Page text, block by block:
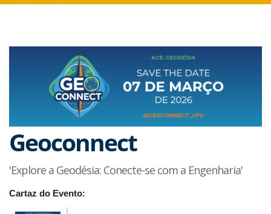
Geoconnect
'Explore a Geodésia: Conecte-se com a Engenharia'
Cartaz do Evento: